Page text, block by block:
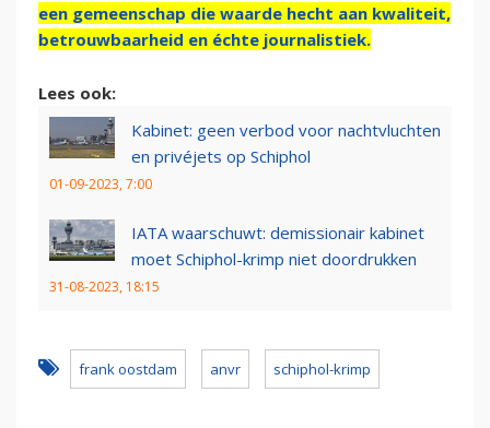
een gemeenschap die waarde hecht aan kwaliteit,
betrouwbaarheid en échte journalistiek.
Lees ook:
Kabinet: geen verbod voor nachtvluchten
en privéjets op Schiphol
01-09-2023, 7:00
IATA waarschuwt: demissionair kabinet
moet Schiphol-krimp niet doordrukken
31-08-2023, 18:15
frank oostdam anvr schiphol-krimp